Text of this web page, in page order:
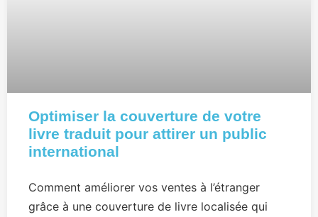
Optimiser la couverture de votre
livre traduit pour attirer un public
international
Comment améliorer vos ventes à l’étranger
grâce à une couverture de livre localisée qui